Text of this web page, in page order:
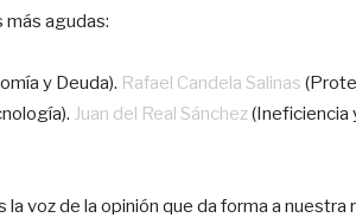
más agudas:
y Deuda). Rafael Candela Salinas
Juan del Real Sánchez(Ineficiencia
voz de la opinión que da forma a nuestra